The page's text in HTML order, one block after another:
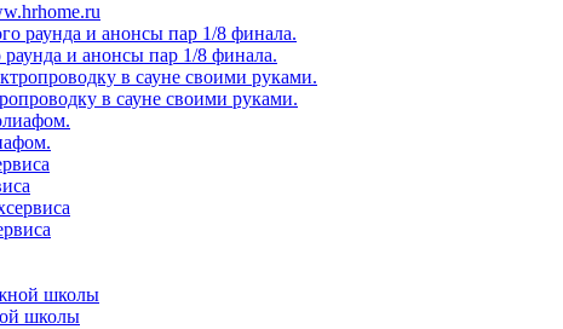
и анонсы пар 1/8 финала.
в сауне своими руками.
школы